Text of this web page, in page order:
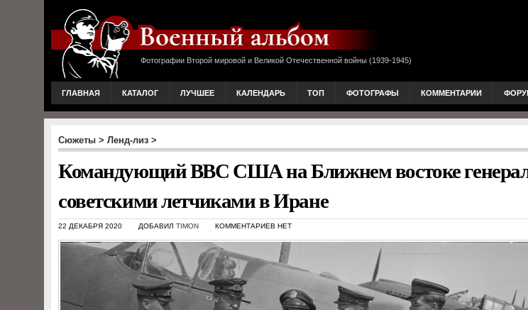
Фотографии Второй мировой и Великой Отечественной войны (1939-1945)
ГЛАВНАЯ КАТАЛОГ ЛУЧШЕЕ КАЛЕНДАРЬ ТОП ФОТОГРАФЫ КОММЕНТАРИИ
Сюжеты > Ленд-лиз >
Командующий ВВС США на Ближнем востоке
советскими летчиками в Иране
22 ДЕКАБРЯ 2020 ДОБАВИЛ TIMON КОММЕНТАРИЕВ НЕТ